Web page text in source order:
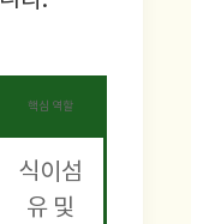
핵심 역할
식이섬
유 및